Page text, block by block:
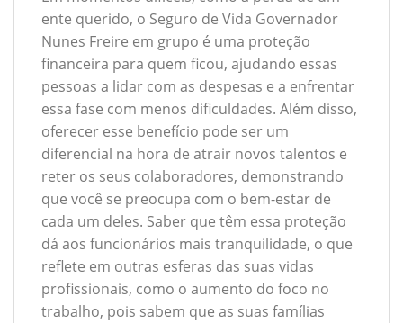
ente querido, o Seguro de Vida Governador
Nunes Freire em grupo é uma proteção
financeira para quem ficou, ajudando essas
pessoas a lidar com as despesas e a enfrentar
essa fase com menos dificuldades. Além disso,
oferecer esse benefício pode ser um
diferencial na hora de atrair novos talentos e
reter os seus colaboradores, demonstrando
que você se preocupa com o bem-estar de
cada um deles. Saber que têm essa proteção
dá aos funcionários mais tranquilidade, o que
reflete em outras esferas das suas vidas
profissionais, como o aumento do foco no
trabalho, pois sabem que as suas famílias